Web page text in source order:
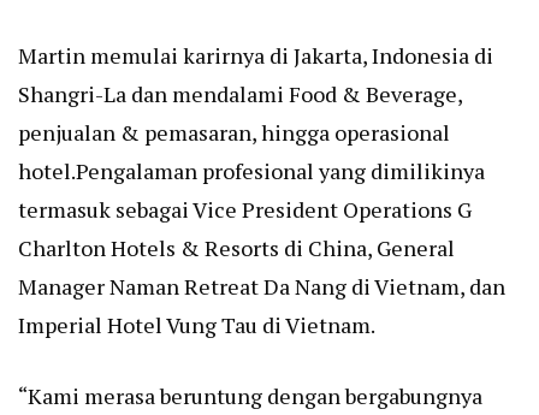
Martin memulai karirnya di Jakarta, Indonesia di
Shangri-La dan mendalami Food & Beverage,
penjualan & pemasaran, hingga operasional
hotel.Pengalaman profesional yang dimilikinya
termasuk sebagai Vice President Operations G
Charlton Hotels & Resorts di China, General
Manager Naman Retreat Da Nang di Vietnam, dan
Imperial Hotel Vung Tau di Vietnam.
“Kami merasa beruntung dengan bergabungnya